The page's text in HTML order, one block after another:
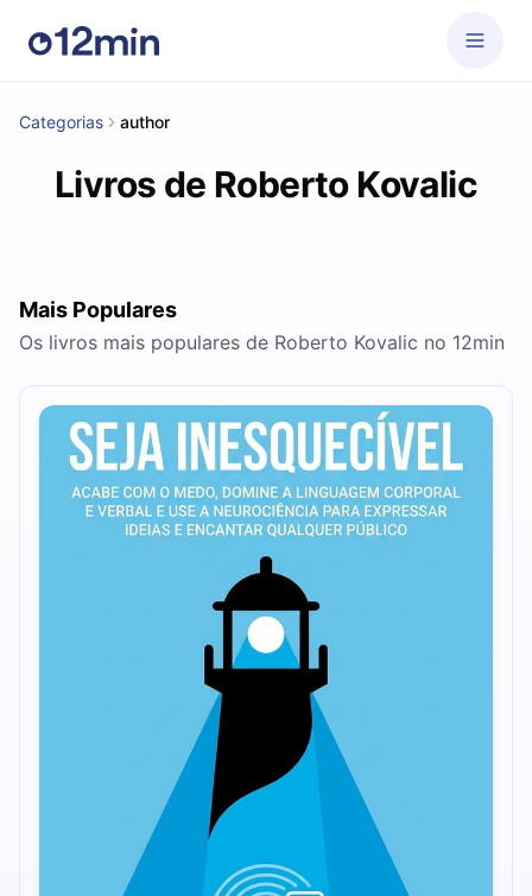
Categorias author
Livros de Roberto‌ ‌Kovalic
Mais Populares
Os livros mais populares de Roberto‌ ‌Kovalic no 12min